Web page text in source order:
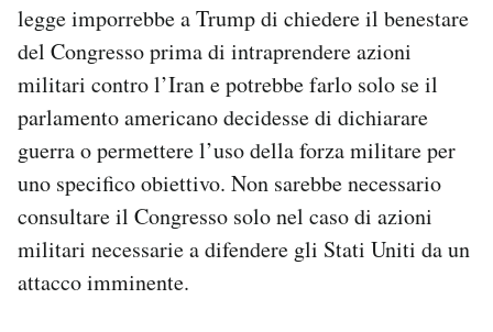
legge imporrebbe a Trump di chiedere il benestare
del Congresso prima di intraprendere azioni
militari contro l’Iran e potrebbe farlo solo se il
parlamento americano decidesse di dichiarare
guerra o permettere l’uso della forza militare per
uno specifico obiettivo. Non sarebbe necessario
consultare il Congresso solo nel caso di azioni
militari necessarie a difendere gli Stati Uniti da un
attacco imminente.